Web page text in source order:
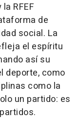
RFEF
de
social. La
el espíritu
así su
deporte, como
como la
un partido: es